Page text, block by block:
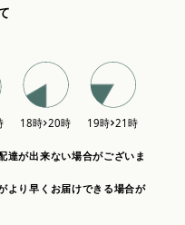
達が出来ない場合がございま
より早くお届けできる場合が